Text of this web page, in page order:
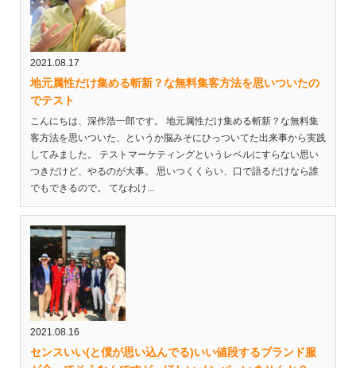
2021.08.17
地元属性だけ集める斬新？な無料集客方法を思いついたの
でテスト
こんにちは、深作浩一郎です。 地元属性だけ集める斬新？な無料集
客方法を思いついた、というか脳みそにひっついてた出来事から実践
してみました。 テストマーケティングというレベルにすらない思い
つきだけど、やるのが大事。 思いつくくらい、口で語るだけなら誰
でもできるので。 てなわけ...
2021.08.16
センスいい(と僕が思い込んでる)いい値段するブランド服